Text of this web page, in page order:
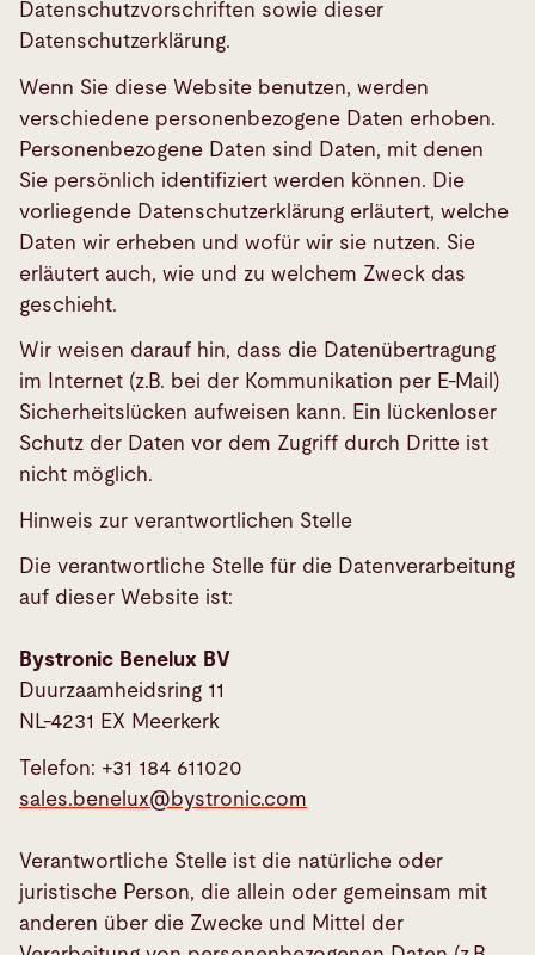
Datenschutzvorschriften sowie dieser
Datenschutzerklärung.
Wenn Sie diese Website benutzen, werden
verschiedene personenbezogene Daten erhoben.
Personenbezogene Daten sind Daten, mit denen
Sie persönlich identifiziert werden können. Die
vorliegende Datenschutzerklärung erläutert, welche
Daten wir erheben und wofür wir sie nutzen. Sie
erläutert auch, wie und zu welchem Zweck das
geschieht.
Wir weisen darauf hin, dass die Datenübertragung
im Internet (z.B. bei der Kommunikation per E-Mail)
Sicherheitslücken aufweisen kann. Ein lückenloser
Schutz der Daten vor dem Zugriff durch Dritte ist
nicht möglich.
Hinweis zur verantwortlichen Stelle
Die verantwortliche Stelle für die Datenverarbeitung
auf dieser Website ist:
Bystronic Benelux BV
Duurzaamheidsring 11
NL-4231 EX Meerkerk
Telefon: +31 184 611020
sales.benelux@bystronic.com
Verantwortliche Stelle ist die natürliche oder
juristische Person, die allein oder gemeinsam mit
anderen über die Zwecke und Mittel der